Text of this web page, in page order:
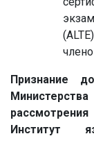
Признание
Институт